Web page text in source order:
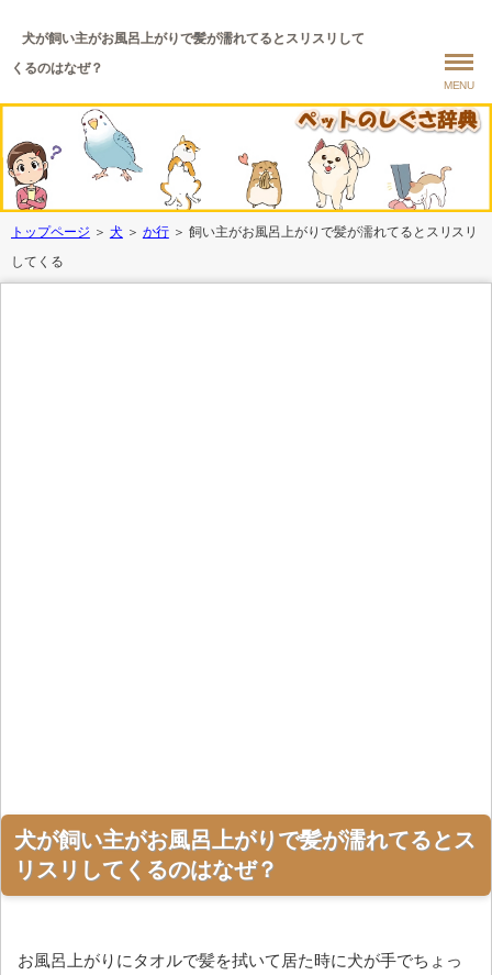
犬が飼い主がお風呂上がりで髪が濡れてるとスリスリして
くるのはなぜ？
MENU
トップページ ＞ 犬 ＞ か行＞ 飼い主がお風呂上がりで髪が濡れてるとスリスリ
してくる
犬が飼い主がお風呂上がりで髪が濡れてるとス
リスリしてくるのはなぜ？
お風呂上がりにタオルで髪を拭いて居た時に犬が手でちょっ